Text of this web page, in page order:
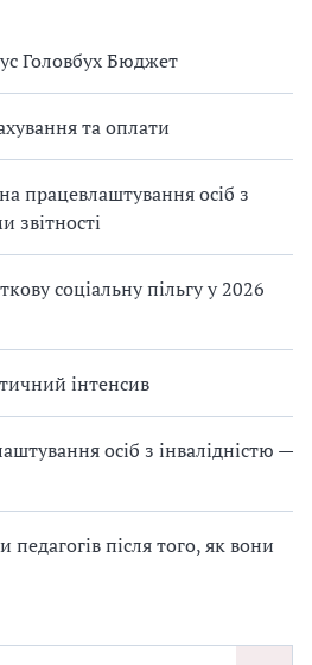
Головбух Бюджет
та оплати
працевлаштування осіб з
звітності
соціальну пільгу у 2026
інтенсив
осіб з інвалідністю —
після того, як вони